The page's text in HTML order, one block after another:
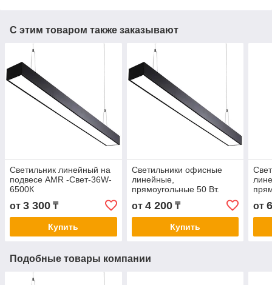
С этим товаром также заказывают
Светильник линейный на
подвесе AMR -Свет-36W-
6500К
от 3 300 ₸
Купить
Светильники офисные
линейные,
прямоугольные 50 Вт.
AMR-50W- 6500К
от 4 200₸
Купить
от
Подобные товары компании